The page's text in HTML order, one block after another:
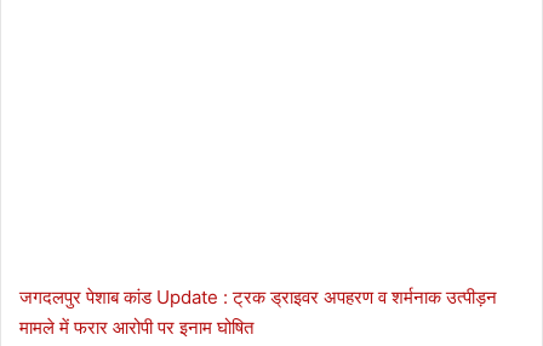
जगदलपुर पेशाब कांड Update : ट्रक ड्राइवर अपहरण व शर्मनाक उत्पीड़न
मामले में फरार आरोपी पर इनाम घोषित